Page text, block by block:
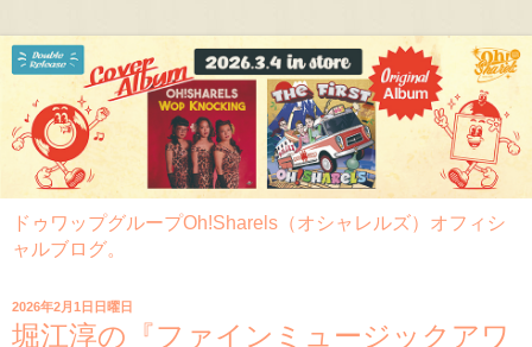
ドゥワップグループOh!Sharels（オシャレルズ）オフィシ
ャルブログ。
2026年2月1日日曜日
堀江淳の『ファインミュージックアワ